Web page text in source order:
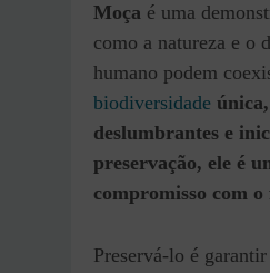
Moça é uma
como a natureza e o
humano podem
biodiversidade
deslumbrantes e
preservação, ele é
compromisso com
Preservá-lo é